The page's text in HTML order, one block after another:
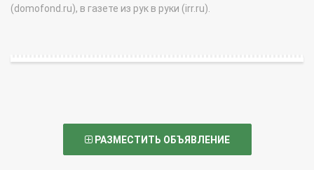
(domofond.ru), в газете из рук в руки (irr.ru).
РАЗМЕСТИТЬ ОБЪЯВЛЕНИЕ